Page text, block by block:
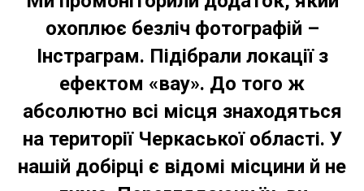
охоплює безліч фотографій –
Інстраграм. Підібрали локації з
ефектом «вау». До того ж
абсолютно всі місця знаходяться
на території Черкаської області. У
нашій добірці є відомі місцини й не